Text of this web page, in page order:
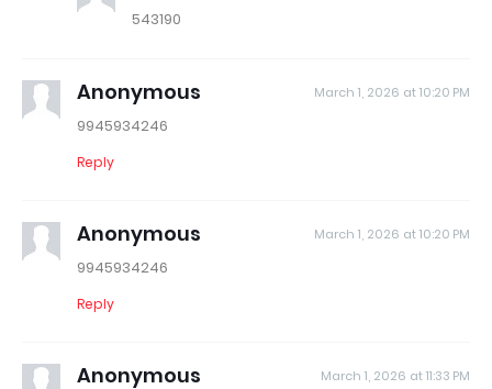
543190
Anonymous March 1, 2026 at 10:20 PM
9945934246
Reply
Anonymous March 1, 2026 at 10:20 PM
9945934246
Reply
Anonymous March 1, 2026 at 11:33 PM